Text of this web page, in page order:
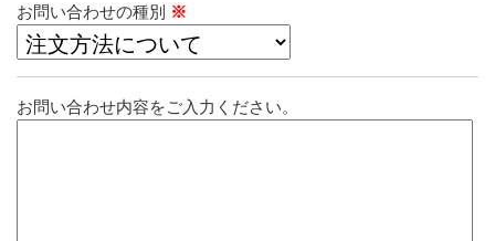
お問い合わせの種別 ※
お問い合わせ内容をご入力ください。